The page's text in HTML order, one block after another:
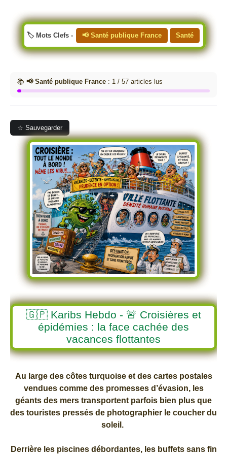
🏷️ Mots Clefs - 📢 Santé publique France Santé
📚 📢 Santé publique France : 1 / 57 articles lus
☆ Sauvegarder
🇬🇵 Karibs Hebdo - 🚨 Croisières et
épidémies : la face cachée des
vacances flottantes
Au large des côtes turquoise et des cartes postales
vendues comme des promesses d’évasion, les
géants des mers transportent parfois bien plus que
des touristes pressés de photographier le coucher du
soleil.
Derrière les piscines débordantes, les buffets sans fin